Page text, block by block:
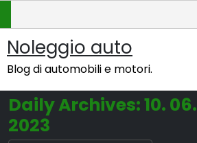
content
Noleggio auto
Blog di automobili e motori.
Daily Archives: 10. 06.
2023